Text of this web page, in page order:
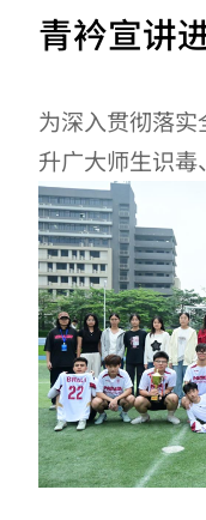
青衿宣讲
为深入贯彻落
升广大师生识毒
2026年6月4日
联合广东省第四
衿宣讲进校园，
动。本次活动
华、周家杰担
体系与大学生
阱：新型毒品
来了一场内容